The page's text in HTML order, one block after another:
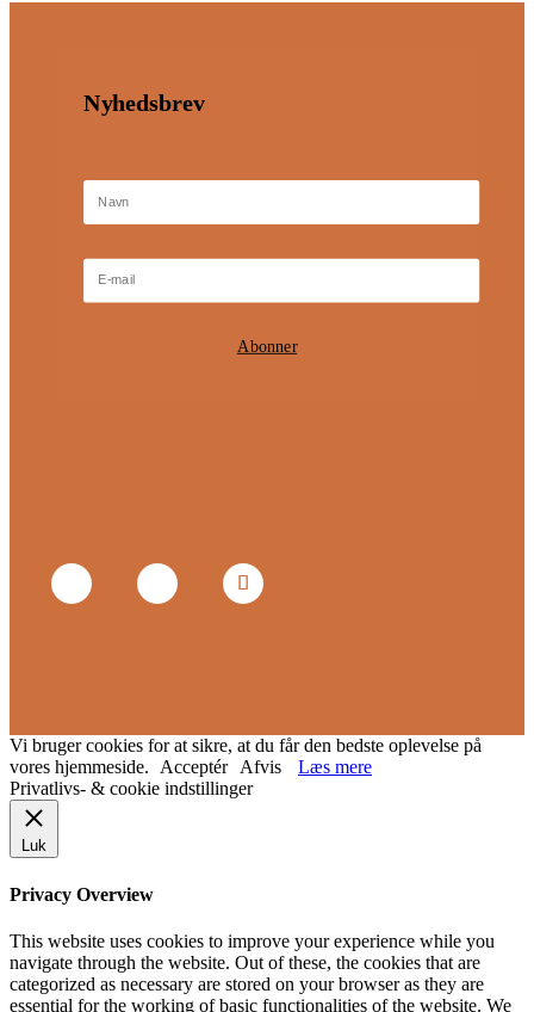
Nyhedsbrev
Abonner
Vi bruger cookies for at sikre, at du får den bedste oplevelse på
vores hjemmeside. Acceptér Afvis
Læs mere
Privatlivs- & cookie indstillinger
Luk
Privacy Overview
This website uses cookies to improve your experience while you
navigate through the website. Out of these, the cookies that are
categorized as necessary are stored on your browser as they are
essential for the working of basic functionalities of the website. We